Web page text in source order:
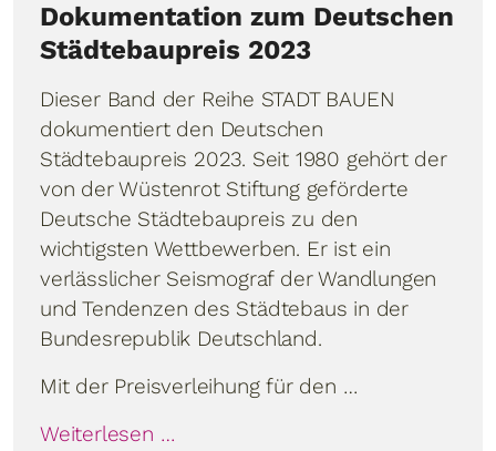
Dokumentation zum Deutschen
Städtebaupreis 2023
Dieser Band der Reihe STADT BAUEN
dokumentiert den Deutschen
Städtebaupreis 2023. Seit 1980 gehört der
von der Wüstenrot Stiftung geförderte
Deutsche Städtebaupreis zu den
wichtigsten Wettbewerben. Er ist ein
verlässlicher Seismograf der Wandlungen
und Tendenzen des Städtebaus in der
Bundesrepublik Deutschland.
Mit der Preisverleihung für den …
Weiterlesen …